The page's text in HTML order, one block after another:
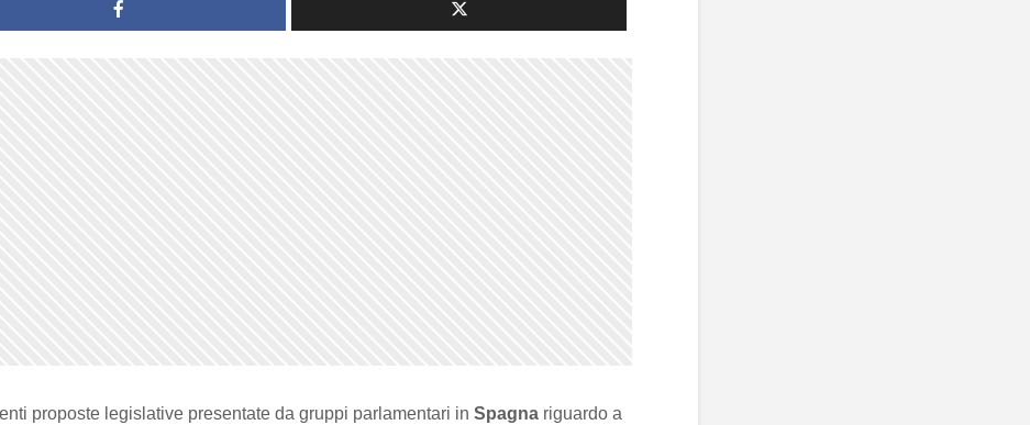
proposte legislative presentate da gruppi parlamentari in Spagna riguardo a